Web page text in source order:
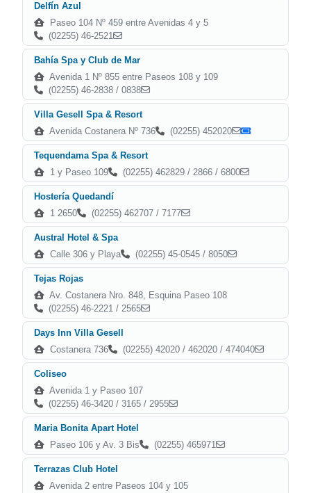
Delfín Azul
Paseo 104 Nº 459 entre Avenidas 4 y 5
(02255) 46-2521
Bahía Spa y Club de Mar
Avenida 1 Nº 855 entre Paseos 108 y 109
(02255) 46-2838 / 0838
Villa Gesell Spa & Resort
Avenida Costanera Nº 736
(02255) 452020
Tequendama Spa & Resort
1 y Paseo 109
(02255) 462829 / 2866 / 6800
Hostería Quedandí
1 2650
(02255) 462707 / 7177
Austral Hotel & Spa
Calle 306 y Playa
(02255) 45-0545 / 8050
Tejas Rojas
Av. Costanera Nro. 848, Esquina Paseo 108
(02255) 46-2221 / 2565
Days Inn Villa Gesell
Costanera 736
(02255) 42020 / 462020 / 474040
Coliseo
Avenida 1 y Paseo 107
(02255) 46-3420 / 3165 / 2955
Maria Bonita Apart Hotel
Paseo 106 y Av. 3 Bis
(02255) 465971
Terrazas Club Hotel
Avenida 2 entre Paseos 104 y 105